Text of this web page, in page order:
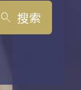
search 搜索